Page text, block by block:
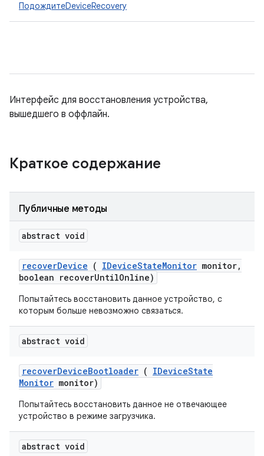
ПодождитеDeviceRecovery
Интерфейс для восстановления устройства,
вышедшего в оффлайн.
Краткое содержание
Публичные методы
abstract void
recoverDevice ( IDeviceStateMonitor monitor,
boolean recoverUntilOnline)
Попытайтесь восстановить данное устройство, с
которым больше невозможно связаться.
abstract void
recoverDeviceBootloader ( IDeviceState
Monitor monitor)
Попытайтесь восстановить данное не отвечающее
устройство в режиме загрузчика.
abstract void